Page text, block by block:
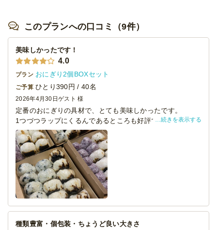
このプランへの口コミ（9件）
美味しかったです！
4.0
プラン おにぎり2個BOXセット
ご予算 ひとり390円 / 40名
2026年4月30日 ゲスト 様
定番のおにぎりの具材で、とても美味しかったです。
1つづつラップにくるんであるところも好評でした。
社内懇親会ではおにぎりは毎回大人気です。
もう少し、大きさが小さくてもよかったかもしれません。
また利用させていただきます。
続きを表示する
種類豊富・個包装・ちょうど良い大きさ